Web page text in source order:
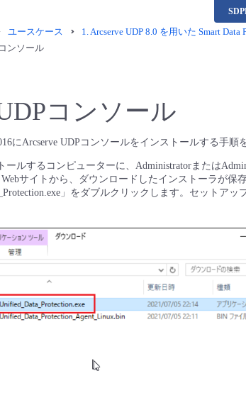
ユースケース 1.Arcserve UDP 8.0 を用いた Smart
ンソール
コンソール
にArcserve UDPコンソールをインストールする手順
ールするコンピューターに、Administratorまたは
サイトから、ダウンロードしたインストーラが保
」をダブルクリックします。セットアッ